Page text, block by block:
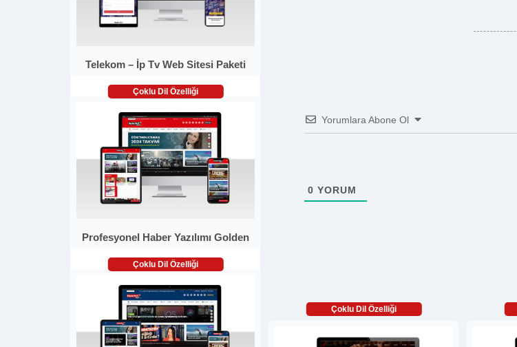
Telekom – İp Tv Web Sitesi Paketi
Çoklu Dil Özelliği
Profesyonel Haber Yazılımı Golden
Çoklu Dil Özelliği
Yorumlara Abone Ol
0 YORUM
Çoklu Dil Özelliği